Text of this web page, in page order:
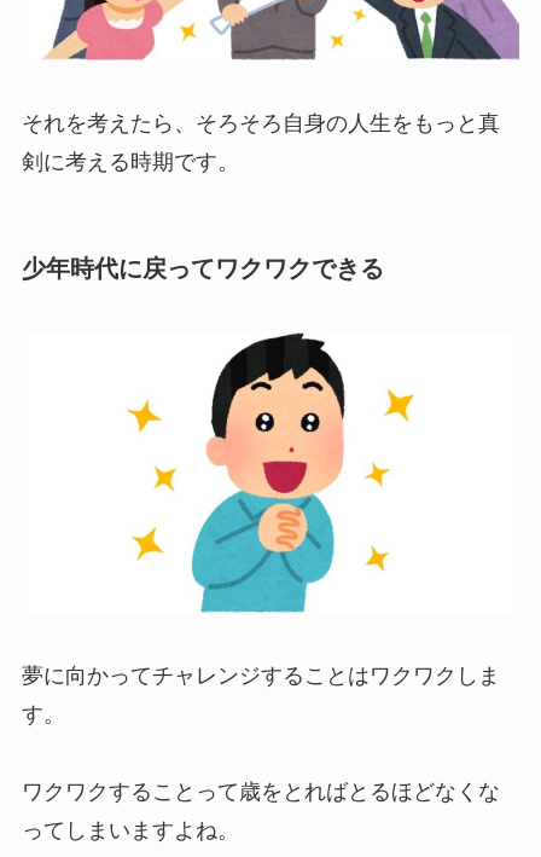
それを考えたら、そろそろ自身の人生をもっと真
剣に考える時期です。
少年時代に戻ってワクワクできる
夢に向かってチャレンジすることはワクワクしま
す。
ワクワクすることって歳をとればとるほどなくな
ってしまいますよね。